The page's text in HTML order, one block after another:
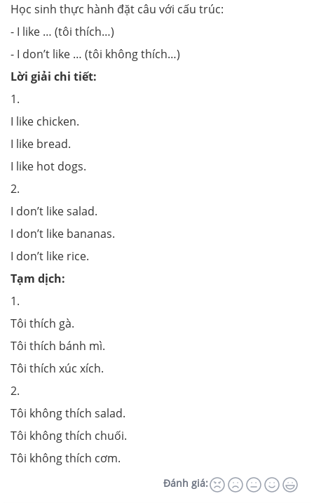
Học sinh thực hành đặt câu với cấu trúc:
- I like … (tôi thích…)
- I don’t like … (tôi không thích…)
Lời giải chi tiết:
1.
I like chicken.
I like bread.
I like hot dogs.
2.
I don’t like salad.
I don’t like bananas.
I don’t like rice.
Tạm dịch:
1.
Tôi thích gà.
Tôi thích bánh mì.
Tôi thích xúc xích.
2.
Tôi không thích salad.
Tôi không thích chuối.
Tôi không thích cơm.
Đánh giá: